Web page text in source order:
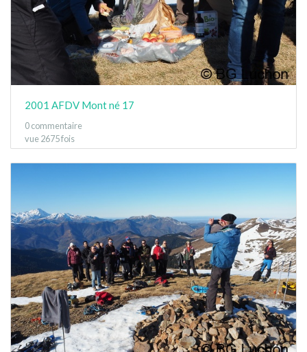
2001 AFDV Mont né 17
0 commentaire
vue 2675 fois